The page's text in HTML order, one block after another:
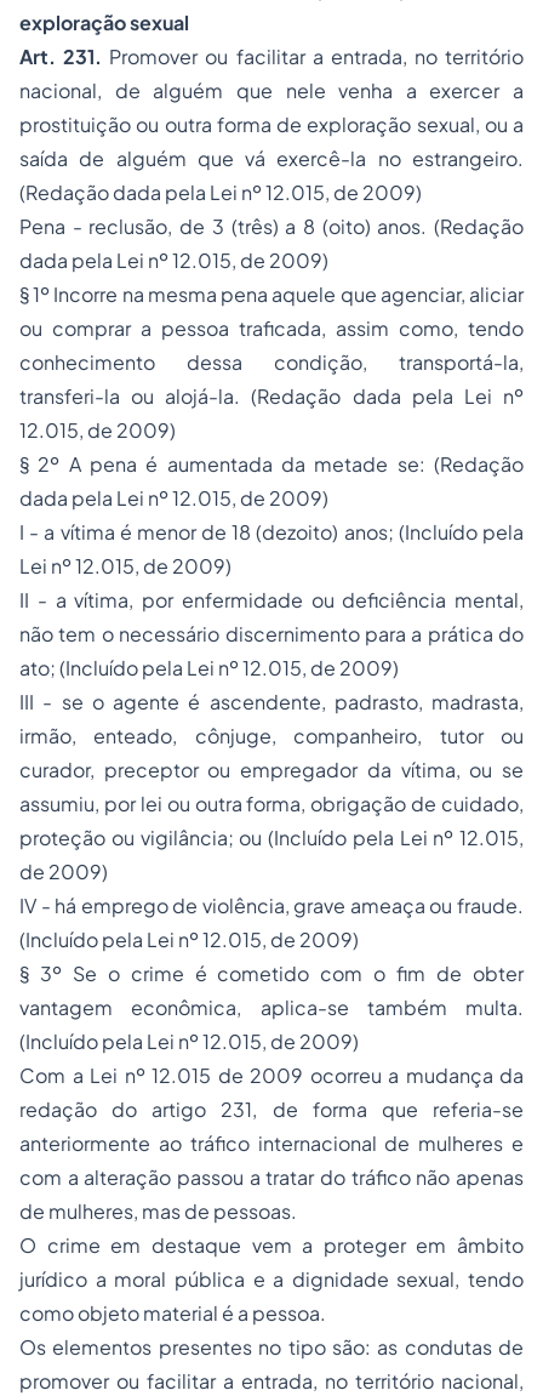
exploração sexual
Art. 231. Promover ou facilitar a entrada, no território
nacional, de alguém que nele venha a exercer a
prostituição ou outra forma de exploração sexual, ou a
saída de alguém que vá exercê-la no estrangeiro.
(Redação dada pela Lei nº 12.015, de 2009)
Pena - reclusão, de 3 (três) a 8 (oito) anos. (Redação
dada pela Lei nº 12.015, de 2009)
§ 1º Incorre na mesma pena aquele que agenciar, aliciar
ou comprar a pessoa traficada, assim como, tendo
conhecimento dessa condição, transportá-la,
transferi-la ou alojá-la. (Redação dada pela Lei nº
12.015, de 2009)
§ 2º A pena é aumentada da metade se: (Redação
dada pela Lei nº 12.015, de 2009)
I - a vítima é menor de 18 (dezoito) anos; (Incluído pela
Lei nº 12.015, de 2009)
II - a vítima, por enfermidade ou deficiência mental,
não tem o necessário discernimento para a prática do
ato; (Incluído pela Lei nº 12.015, de 2009)
III - se o agente é ascendente, padrasto, madrasta,
irmão, enteado, cônjuge, companheiro, tutor ou
curador, preceptor ou empregador da vítima, ou se
assumiu, por lei ou outra forma, obrigação de cuidado,
proteção ou vigilância; ou (Incluído pela Lei nº 12.015,
de 2009)
IV - há emprego de violência, grave ameaça ou fraude.
(Incluído pela Lei nº 12.015, de 2009)
§ 3º Se o crime é cometido com o fim de obter
vantagem econômica, aplica-se também multa.
(Incluído pela Lei nº 12.015, de 2009)
Com a Lei nº 12.015 de 2009 ocorreu a mudança da
redação do artigo 231, de forma que referia-se
anteriormente ao tráfico internacional de mulheres e
com a alteração passou a tratar do tráfico não apenas
de mulheres, mas de pessoas.
O crime em destaque vem a proteger em âmbito
jurídico a moral pública e a dignidade sexual, tendo
como objeto material é a pessoa.
Os elementos presentes no tipo são: as condutas de
promover ou facilitar a entrada, no território nacional,